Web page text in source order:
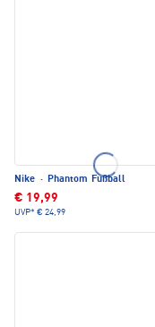
Nike · Phantom Fußball
€ 19,99
UVP* € 24,99